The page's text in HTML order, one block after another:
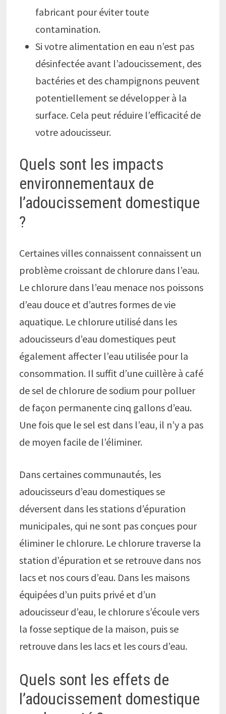
fabricant pour éviter toute
contamination.
Si votre alimentation en eau n’est pas
désinfectée avant l’adoucissement, des
bactéries et des champignons peuvent
potentiellement se développer à la
surface. Cela peut réduire l’efficacité de
votre adoucisseur.
Quels sont les impacts
environnementaux de
l’adoucissement domestique
?
Certaines villes connaissent connaissent un
problème croissant de chlorure dans l’eau.
Le chlorure dans l’eau menace nos poissons
d’eau douce et d’autres formes de vie
aquatique. Le chlorure utilisé dans les
adoucisseurs d’eau domestiques peut
également affecter l’eau utilisée pour la
consommation. Il suffit d’une cuillère à café
de sel de chlorure de sodium pour polluer
de façon permanente cinq gallons d’eau.
Une fois que le sel est dans l’eau, il n’y a pas
de moyen facile de l’éliminer.
Dans certaines communautés, les
adoucisseurs d’eau domestiques se
déversent dans les stations d’épuration
municipales, qui ne sont pas conçues pour
éliminer le chlorure. Le chlorure traverse la
station d’épuration et se retrouve dans nos
lacs et nos cours d’eau. Dans les maisons
équipées d’un puits privé et d’un
adoucisseur d’eau, le chlorure s’écoule vers
la fosse septique de la maison, puis se
retrouve dans les lacs et les cours d’eau.
Quels sont les effets de
l’adoucissement domestique